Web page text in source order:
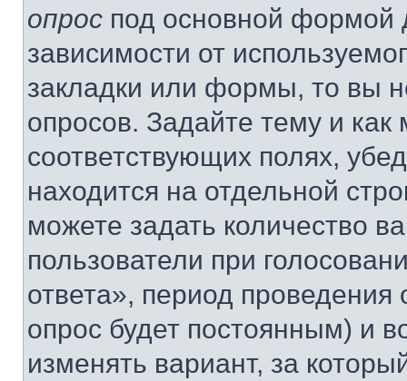
опрос под основной формой
зависимости от
закладки или формы, то вы
опросов. Задайте тему и
соответствующих полях,
находится на отдельной
можете задать количество
пользователи при
ответа», период проведения
опрос будет постоянным) и
изменять вариант, за